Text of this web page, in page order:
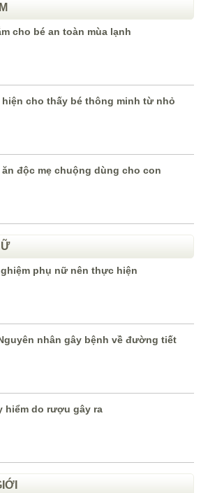
cho bé an toàn mùa lạnh
cho thấy bé thông minh từ nhỏ
độc mẹ chuộng dùng cho con
phụ nữ nên thực hiện
nhân gây bệnh về đường tiết
hiểm do rượu gây ra